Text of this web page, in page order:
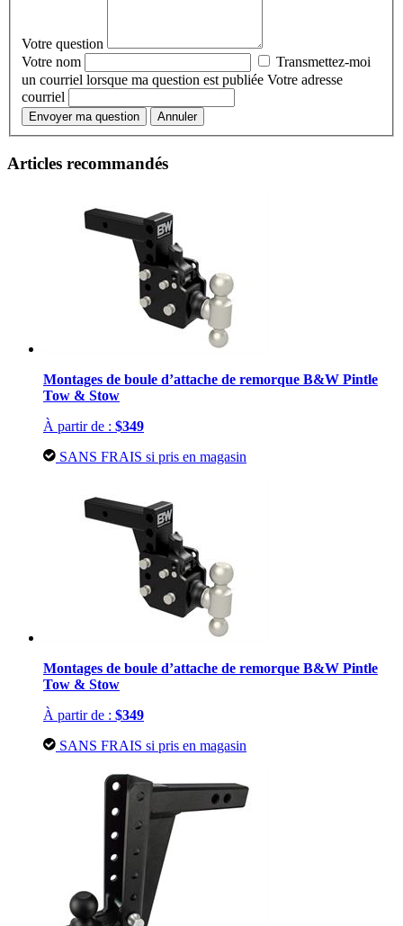
Votre question
Votre nom
Transmettez-moi
un courriel lorsque ma question est publiée Votre adresse
courriel
Envoyer ma question Annuler
Articles recommandés
Montages de boule d’attache de remorque B&W Pintle
Tow & Stow
À partir de : $349
SANS FRAIS si pris en magasin
Montages de boule d’attache de remorque B&W Pintle
Tow & Stow
À partir de : $349
SANS FRAIS si pris en magasin